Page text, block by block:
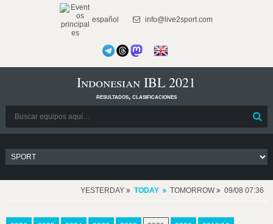
español info@live2sport.com
Indonesian IBL 2021
resultados, clasificaciones
YESTERDAY TODAY TOMORROW 09/08 07:36